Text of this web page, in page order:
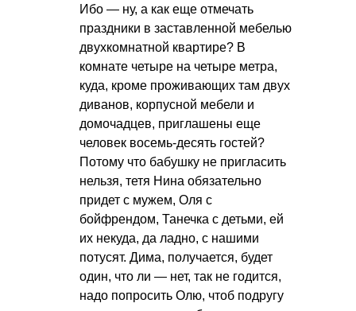
Ибо — ну, а как еще отмечать
праздники в заставленной мебелью
двухкомнатной квартире? В
комнате четыре на четыре метра,
куда, кроме проживающих там двух
диванов, корпусной мебели и
домочадцев, приглашены еще
человек восемь-десять гостей?
Потому что бабушку не пригласить
нельзя, тетя Нина обязательно
придет с мужем, Оля с
бойфрендом, Танечка с детьми, ей
их некуда, да ладно, с нашими
потусят. Дима, получается, будет
один, что ли — нет, так не годится,
надо попросить Олю, чтоб подругу